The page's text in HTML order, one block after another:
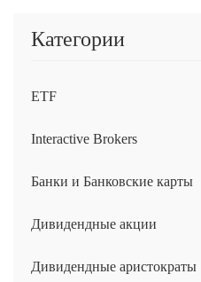
Категории
ETF
Interactive Brokers
Банки и Банковские карты
Дивидендные акции
Дивидендные аристократы